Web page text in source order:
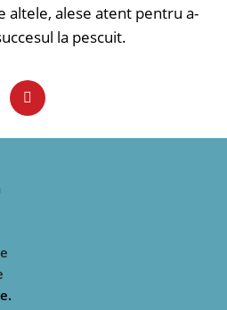
altele, alese atent pentru a-
la pescuit.